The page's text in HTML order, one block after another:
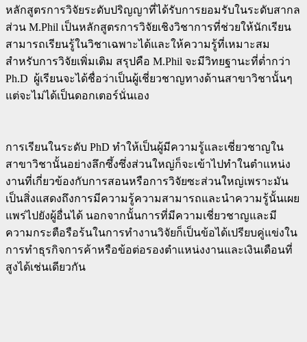
หลักสูตรการวิจัยระดับปริญญาที่ได้รับการยอมรับในระดับสากล
ส่วน M.Phil เป็นหลักสูตรการวิจัยเชิงวิชาการที่ช่วยให้นักเรียน
สามารถเรียนรู้ในวิชาเฉพาะได้และให้ความรู้ที่เหมาะสม
สำหรับการวิจัยเพิ่มเติม สรุปคือ M.Phil จะมีวิทยฐานะที่ต่ำกว่า
Ph.D ผู้เรียนจะได้ชื่อว่าเป็นผู้เชี่ยวชาญทางด้านสาขาวิชานั้นๆ
แต่จะไม่ได้เป็นดอกเตอร์นั่นเอง
การเรียนในระดับ PhD ทำให้เป็นผู้มีความรู้และเชี่ยวชาญใน
สาขาวิชานั้นอย่างลึกซึ้งซึ่งส่วนใหญ่ก็จะเข้าไปทำในตำแหน่ง
งานที่เกี่ยวข้องกับการสอนหรือการวิจัยซะส่วนใหญ่เพราะมัน
เป็นสิ่งแสดงถึงการมีความรู้ความสามารถและนำความรู้นั้นเผย
แพร่ไปยังผู้อื่นได้ นอกจากนั้นการที่มีความเชี่ยวชาญและมี
ความกระตือรือร้นในการทำงานวิจัยก็เป็นข้อได้เปรียบคู่แข่งใน
การทำธุรกิจการค้าหรือข้อต่อรองตำแหน่งงานและเงินเดือนที่
สูงได้เช่นเดียวกัน